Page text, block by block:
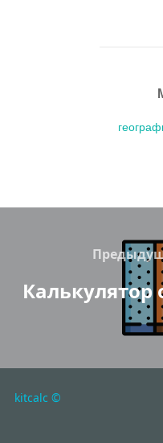
записям
Калькулятор
kitcalc ©